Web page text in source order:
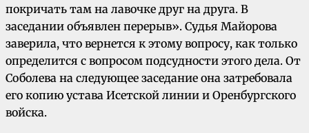
покричать там на лавочке друг на друга. В
заседании объявлен перерыв». Судья Майорова
заверила, что вернется к этому вопросу, как только
определится с вопросом подсудности этого дела. От
Соболева на следующее заседание она затребовала
его копию устава Исетской линии и Оренбургского
войска.